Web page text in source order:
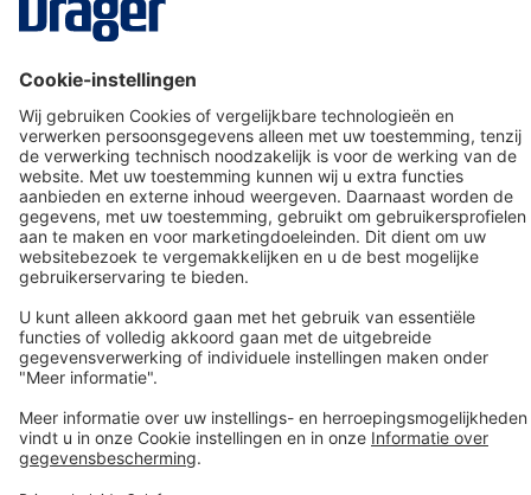
Dräger klantenservice
Over Dräger
Bestellen in onze webshop
Community